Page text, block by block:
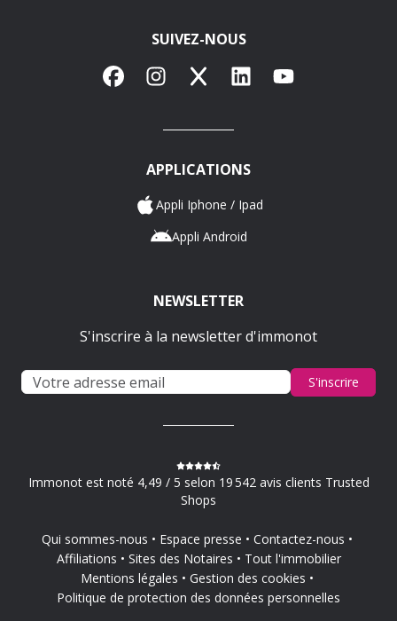
SUIVEZ-NOUS
FacebookInstagram
X LinkedInYouTube
APPLICATIONS
Appli Iphone / Ipad
Appli Android
NEWSLETTER
S'inscrire à la newsletter d'immonot
S'inscrire
Immonot est noté 4,49 / 5 selon 19 542 avis clients Trusted
Shops
Qui sommes-nous Espace presse
Contactez-nous
Affiliations
Sites des Notaires
Tout l'immobilier
Mentions légales
Gestion des cookies
Politique de protection des données personnelles